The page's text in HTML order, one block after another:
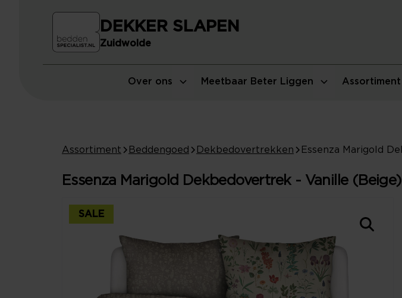
Over ons Meetbaar Beter Liggen Assortiment
DEKKER SLAPEN
Zuidwolde
Assortiment Beddengoed Dekbedovertrekken
Essenza Marigold Dekbedovertrek - Vanille (Beige)
SALE